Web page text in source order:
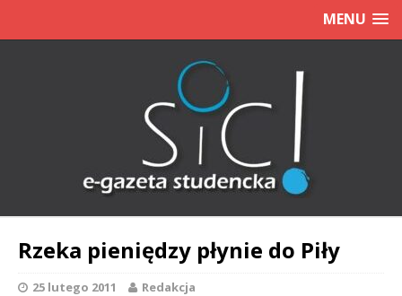
MENU
Rzeka pieniędzy płynie do Piły
25 lutego 2011 Redakcja